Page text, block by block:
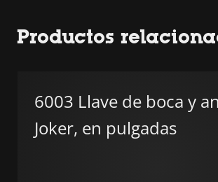
Productos
6003 Llave de boca y
Joker, en pulgadas